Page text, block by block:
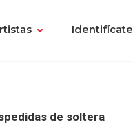
Identifícate
de soltera